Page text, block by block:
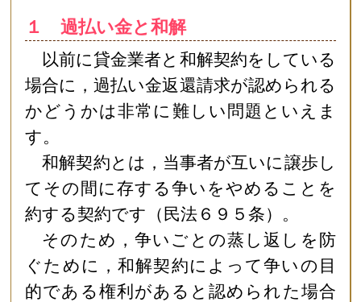
１ 過払い金と和解
以前に貸金業者と和解契約をしている
場合に，過払い金返還請求が認められる
かどうかは非常に難しい問題といえま
す。
和解契約とは，当事者が互いに譲歩し
てその間に存する争いをやめることを
約する契約です（民法６９５条）。
そのため，争いごとの蒸し返しを防
ぐために，和解契約によって争いの目
的である権利があると認められた場合